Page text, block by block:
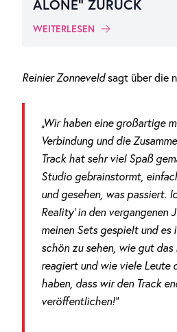
ALONE“ ZURÜCK
WEITERLESEN
Reinier Zonneveldsagt über die
„Wir haben eine großartige
Verbindung und die
Track hat sehr viel Spaß
Studio gebrainstormt,
und gesehen, was passiert.
Reality‘ in den vergangenen
meinen Sets gespielt und es
schön zu sehen, wie gut das
reagiert und wie viele Leute
haben, dass wir den Track
veröffentlichen!“